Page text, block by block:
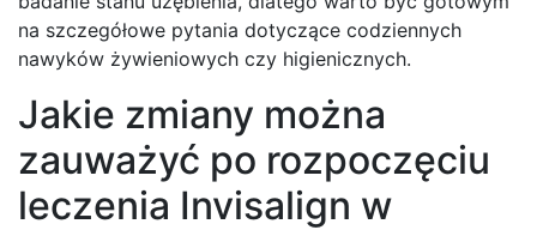
na szczegółowe pytania dotyczące codziennych
nawyków żywieniowych czy higienicznych.
Jakie zmiany można
zauważyć po rozpoczęciu
leczenia Invisalign w